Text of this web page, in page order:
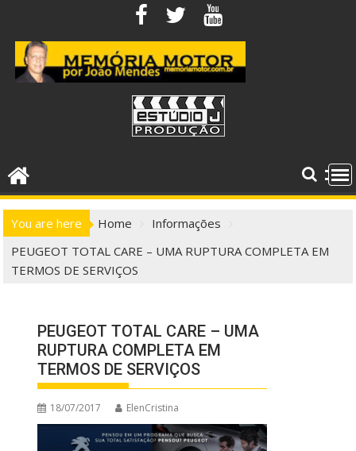
content
You are here Home
Informações
PEUGEOT TOTAL CARE – UMA RUPTURA COMPLETA EM
TERMOS DE SERVIÇOS
PEUGEOT TOTAL CARE – UMA
RUPTURA COMPLETA EM
TERMOS DE SERVIÇOS
18/07/2017 ElenCristina